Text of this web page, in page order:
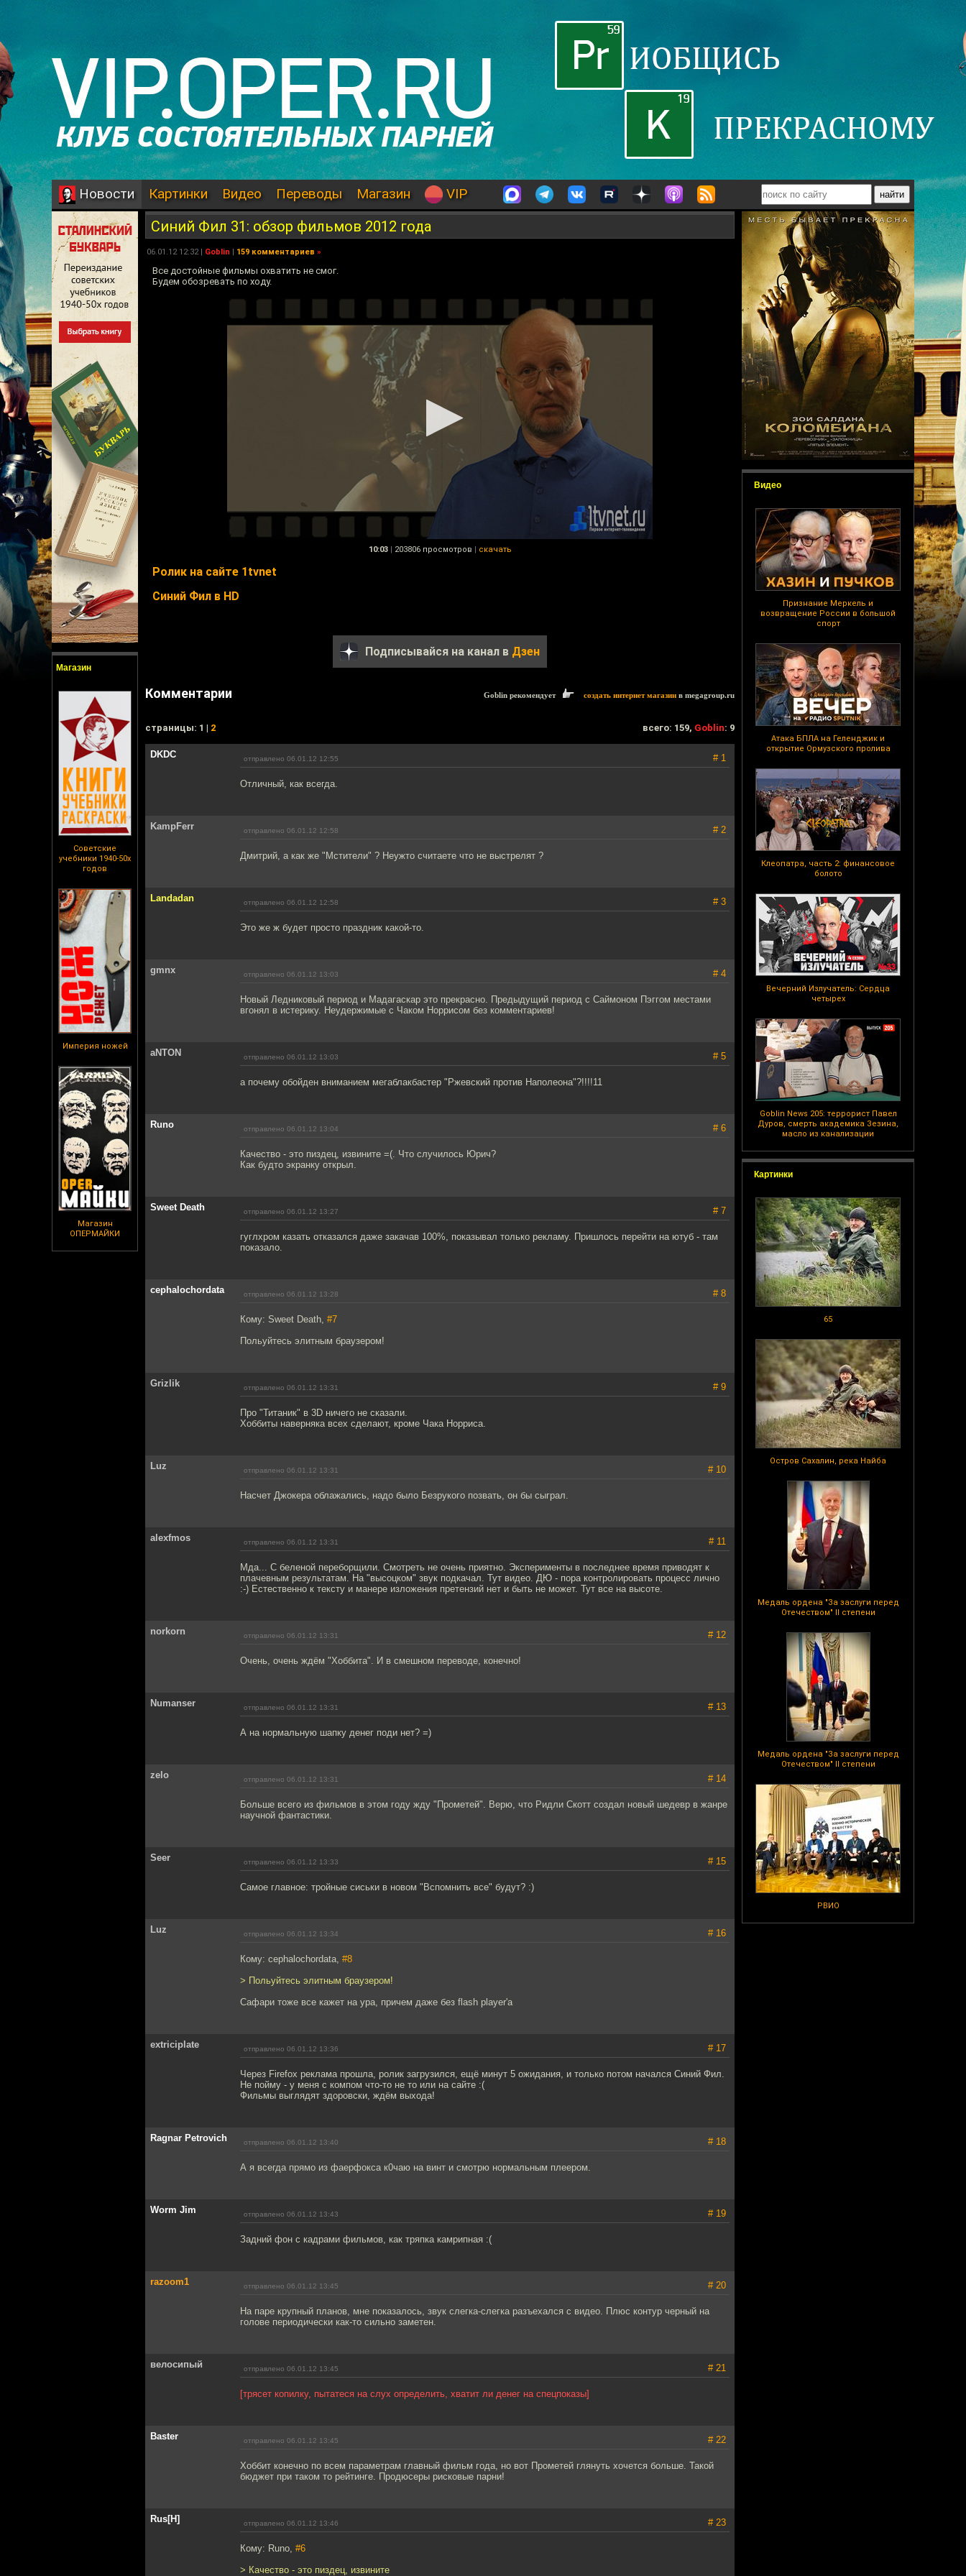
Новости Картинки Видео Переводы Магазин VIP
Магазин
Советские
учебники 1940-50х
годов
Империя ножей
Магазин
ОПЕРМАЙКИ
Видео
Признание Меркель и
возвращение России в большой
спорт
Атака БПЛА на Геленджик и
открытие Ормузского пролива
Клеопатра, часть 2: финансовое
болото
Вечерний Излучатель: Сердца
четырех
Goblin News 205: террорист Павел
Дуров, смерть академика Зезина,
масло из канализации
Картинки
65
Остров Сахалин, река Найба
Медаль ордена "За заслуги перед
Отечеством" II степени
Медаль ордена "За заслуги перед
Отечеством" II степени
РВИО
Синий Фил 31: обзор фильмов 2012 года
06.01.12 12:32 | Goblin | 159 комментариев »
Все достойные фильмы охватить не смог.
Будем обозревать по ходу.
10:03 | 203806 просмотров | скачать
Ролик на сайте 1tvnet
Синий Фил в HD
Подписывайся на канал в Дзен
Комментарии Goblin рекомендует создать интернет магазин в megagroup.ru
cтраницы: 1 | 2 всего: 159, Goblin: 9
DKDC отправлено 06.01.12 12:55 # 1
Отличный, как всегда.
KampFerr отправлено 06.01.12 12:58 # 2
Дмитрий, а как же "Мстители" ? Неужто считаете что не выстрелят ?
Landadan отправлено 06.01.12 12:58 # 3
Это же ж будет просто праздник какой-то.
gmnx отправлено 06.01.12 13:03 # 4
Новый Ледниковый период и Мадагаскар это прекрасно. Предыдущий период с Саймоном Пэггом местами
вгонял в истерику. Неудержимые с Чаком Норрисом без комментариев!
aNTON отправлено 06.01.12 13:03 # 5
а почему обойден вниманием мегаблакбастер "Ржевский против Наполеона"?!!!!11
Runo отправлено 06.01.12 13:04 # 6
Качество - это пиздец, извините =(. Что случилось Юрич?
Как будто экранку открыл.
Sweet Death отправлено 06.01.12 13:27 # 7
гуглхром казать отказался даже закачав 100%, показывал только рекламу. Пришлось перейти на ютуб - там
показало.
cephalochordata отправлено 06.01.12 13:28 # 8
Кому: Sweet Death, #7
Польуйтесь элитным браузером!
Grizlik отправлено 06.01.12 13:31 # 9
Про "Титаник" в 3D ничего не сказали.
Хоббиты наверняка всех сделают, кроме Чака Норриса.
Luz отправлено 06.01.12 13:31 # 10
Насчет Джокера облажались, надо было Безрукого позвать, он бы сыграл.
alexfmos отправлено 06.01.12 13:31 # 11
Мда... С беленой переборщили. Смотреть не очень приятно. Эксперименты в последнее время приводят к
плачевным результатам. На "высоцком" звук подкачал. Тут видео. ДЮ - пора контролировать процесс лично
:-) Естественно к тексту и манере изложения претензий нет и быть не может. Тут все на высоте.
norkorn отправлено 06.01.12 13:31 # 12
Очень, очень ждём "Хоббита". И в смешном переводе, конечно!
Numanser отправлено 06.01.12 13:31 # 13
А на нормальную шапку денег поди нет? =)
zelo отправлено 06.01.12 13:31 # 14
Больше всего из фильмов в этом году жду "Прометей". Верю, что Ридли Скотт создал новый шедевр в жанре
научной фантастики.
Seer отправлено 06.01.12 13:33 # 15
Самое главное: тройные сиськи в новом "Вспомнить все" будут? :)
Luz отправлено 06.01.12 13:34 # 16
Кому: cephalochordata, #8
> Польуйтесь элитным браузером!
Сафари тоже все кажет на ура, причем даже без flash player'а
extriciplate отправлено 06.01.12 13:36 # 17
Через Firefox реклама прошла, ролик загрузился, ещё минут 5 ожидания, и только потом начался Синий Фил.
Не пойму - у меня с компом что-то не то или на сайте :(
Фильмы выглядят здоровски, ждём выхода!
Ragnar Petrovich отправлено 06.01.12 13:40 # 18
А я всегда прямо из фаерфокса к0чаю на винт и смотрю нормальным плеером.
Worm Jim отправлено 06.01.12 13:43 # 19
Задний фон с кадрами фильмов, как тряпка камрипная :(
razoom1 отправлено 06.01.12 13:45 # 20
На паре крупный планов, мне показалось, звук слегка-слегка разъехался с видео. Плюс контур черный на
голове периодически как-то сильно заметен.
велосипый отправлено 06.01.12 13:45 # 21
[трясет копилку, пытатеся на слух определить, хватит ли денег на спецпоказы]
Baster отправлено 06.01.12 13:45 # 22
Хоббит конечно по всем параметрам главный фильм года, но вот Прометей глянуть хочется больше. Такой
бюджет при таком то рейтинге. Продюсеры рисковые парни!
Rus[H] отправлено 06.01.12 13:46 # 23
Кому: Runo, #6
> Качество - это пиздец, извините